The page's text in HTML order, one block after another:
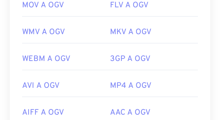
MOV A OGV FLV A OGV
WMV A OGV MKV A OGV
WEBM A OGV 3GP A OGV
AVI A OGV MP4 A OGV
AIFF A OGV AAC A OGV